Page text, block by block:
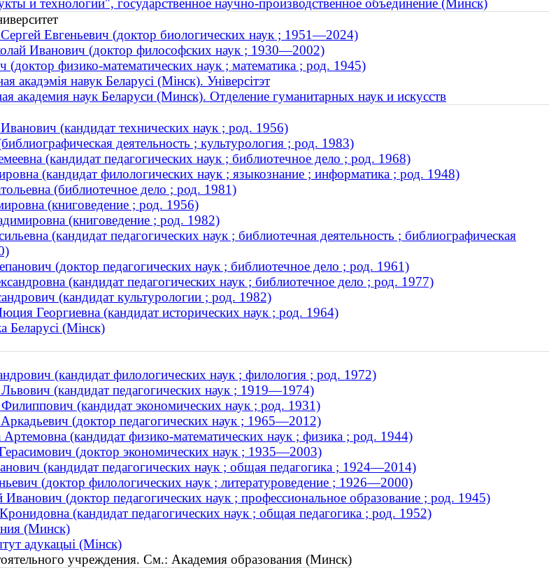
и технологии", государственное научно-производственное объединение (Минск)
Евгеньевич (доктор биологических наук ; 1951—2024)
Иванович (доктор философских наук ; 1930—2002)
физико-математических наук ; математика ; род. 1945)
акадэмія навук Беларусі (Мінск). Універсітэт
академия наук Беларуси (Минск). Отделение гуманитарных наук и искусств
(кандидат технических наук ; род. 1956)
деятельность ; культурология ; род. 1983)
(кандидат педагогических наук ; библиотечное дело ; род. 1968)
(кандидат филологических наук ; языкознание ; информатика ; род. 1948)
(библиотечное дело ; род. 1981)
(книговедение ; род. 1956)
(книговедение ; род. 1982)
(кандидат педагогических наук ; библиотечная деятельность ; библиографическая
(доктор педагогических наук ; библиотечное дело ; род. 1961)
(кандидат педагогических наук ; библиотечное дело ; род. 1977)
(кандидат культурологии ; род. 1982)
Георгиевна (кандидат исторических наук ; род. 1964)
Беларусі (Мінск)
(кандидат филологических наук ; филология ; род. 1972)
(кандидат педагогических наук ; 1919—1974)
(кандидат экономических наук ; род. 1931)
(доктор педагогических наук ; 1965—2012)
Артемовна (кандидат физико-математических наук ; физика ; род. 1944)
(доктор экономических наук ; 1935—2003)
(кандидат педагогических наук ; общая педагогика ; 1924—2014)
(доктор филологических наук ; литературоведение ; 1926—2000)
(доктор педагогических наук ; профессиональное образование ; род. 1945)
(кандидат педагогических наук ; общая педагогика ; род. 1952)
(Минск)
адукацыі (Мінск)
учреждения. См.: Академия образования (Минск)